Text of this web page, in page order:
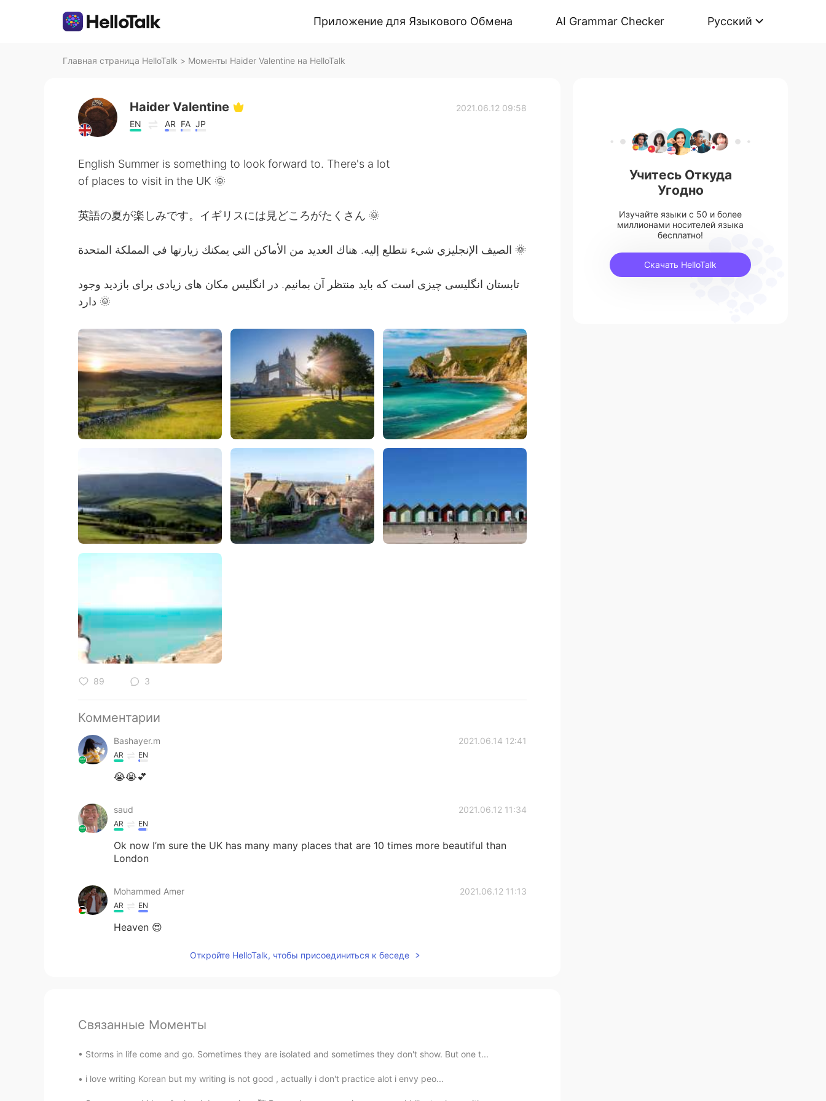
Приложение для Языкового Обмена AI Grammar Checker Русский
Главная страница HelloTalk > Моменты Haider Valentine на HelloTalk
Haider Valentine
EN AR FA JP
2021.06.12 09:58
English Summer is something to look forward to. There's a lot
of places to visit in the UK 🌞
英語の夏が楽しみです。イギリスには見どころがたくさん 🌞
الصيف الإنجليزي شيء نتطلع إليه. هناك العديد من الأماكن التي يمكنك زيارتها في المملكة المتحدة 🌞
تابستان انگلیسی چیزی است که باید منتظر آن بمانیم. در انگلیس مکان های زیادی برای بازدید وجود
دارد 🌞
89 3
Комментарии
Bashayer.m 2021.06.14 12:41
AR EN
😭😭💕
saud 2021.06.12 11:34
AR EN
Ok now I’m sure the UK has many many places that are 10 times more beautiful than
London
Mohammed Amer 2021.06.12 11:13
AR EN
Heaven 😍
Откройте HelloTalk, чтобы присоединиться к беседе
Связанные Моменты
Storms in life come and go. Sometimes they are isolated and sometimes they don't show. But one t...
i love writing Korean but my writing is not good , actually i don't practice alot i envy peo...
Учитесь Откуда
Угодно
Изучайте языки с 50 и более
миллионами носителей языка
бесплатно!
Скачать HelloTalk